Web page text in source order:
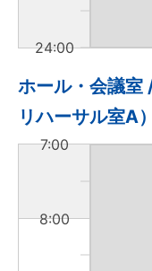
24:00
ホール・会議室
リハーサル室A）
7:00
8:00